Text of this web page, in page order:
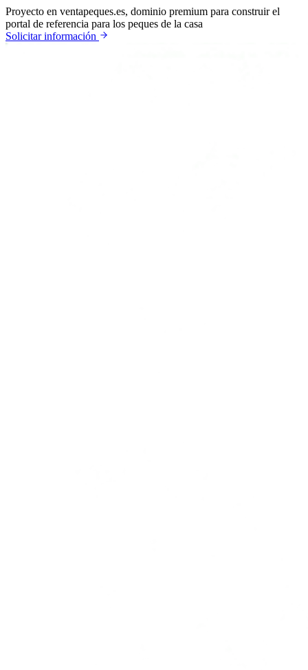
Proyecto en ventapeques.es, dominio premium para construir el
portal de referencia para los peques de la casa
Solicitar información